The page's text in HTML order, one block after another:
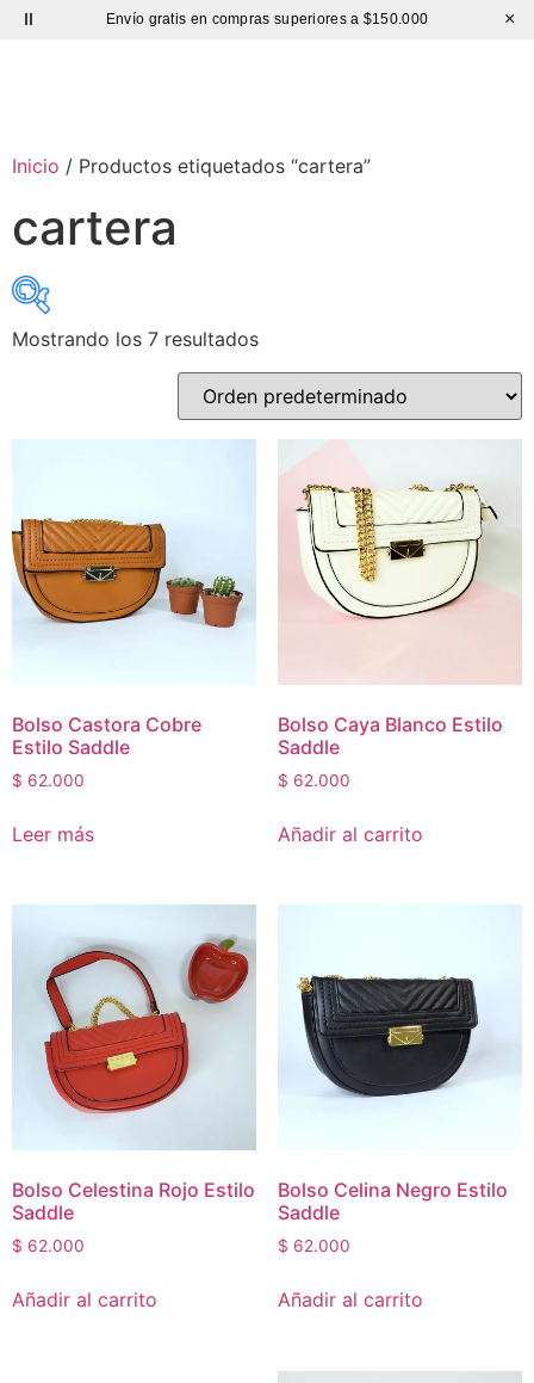
Hasta 60% de DESCUENTO | BOLSO CUERO ×
Inicio / Productos etiquetados “cartera”
cartera
$ 62.000
exclude-from-catalog
(0)
featured (3)
outofstock
rated-1
(0)
rated-2(0)
rated-5 (0)
Mujer(22)
Hombre
Niños
Sin categorizar(0)
Mostrando los 7 resultados
Bolso Castora Cobre
Estilo Saddle
$ 62.000
Leer más
Bolso Caya Blanco Estilo
Saddle
$ 62.000
Añadir al carrito
Bolso Celestina Rojo Estilo
Saddle
$ 62.000
Añadir al carrito
Bolso Celina Negro Estilo
Saddle
$ 62.000
Añadir al carrito